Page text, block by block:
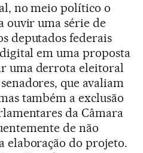
no meio político o
ouvir uma série de
deputados federais
em uma proposta
uma derrota eleitoral
que avaliam
também a exclusão
da Câmara
de não
elaboração do projeto.